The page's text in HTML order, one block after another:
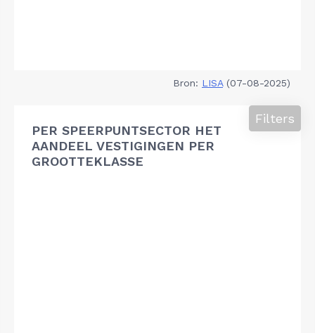
Bron: LISA(07-08-2025)
PER SPEERPUNTSECTOR HET
AANDEEL VESTIGINGEN PER
GROOTTEKLASSE
Filters